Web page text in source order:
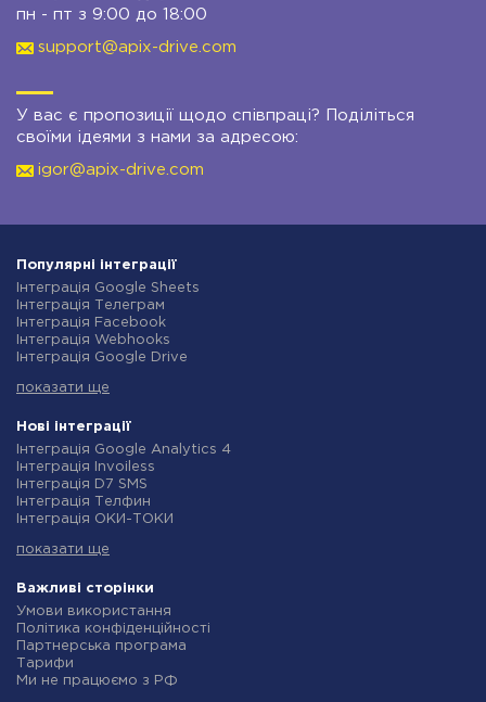
пн - пт з 9:00 до 18:00
support@apix-drive.com
У вас є пропозиції щодо співпраці? Поділіться
своїми ідеями з нами за адресою:
igor@apix-drive.com
Популярні інтеграції
Інтеграція Google Sheets
Інтеграція Телеграм
Інтеграція Facebook
Інтеграція Webhooks
Інтеграція Google Drive
Інтеграція Gmail
Інтеграція Rozetka
Інтеграція OpenAI (ChatGPT)
Інтеграція Binotel
Інтеграція Prom
Інтеграція Приват24
Інтеграція OLX
Інтеграція SendPulse
Інтеграція Stream Telecom
Інтеграція Google Analytics
Інтеграція Creatio
Інтеграція Ringostat
Інтеграція Google Calendar
Інтеграція Airtable
показати ще
Нові інтеграції
Інтеграція Google Analytics 4
Інтеграція Invoiless
Інтеграція D7 SMS
Інтеграція Телфин
Інтеграція ОКИ-ТОКИ
Інтеграція Microsoft Dynamics 365
Інтеграція TxtSync
Інтеграція Wire2Air
Інтеграція Corezoid
Інтеграція Infobip
Інтеграція Instasent
Інтеграція AtomPark
показати ще
Важливі сторінки
Умови використання
Політика конфіденційності
Партнерська програма
Тарифи
Ми не працюємо з РФ